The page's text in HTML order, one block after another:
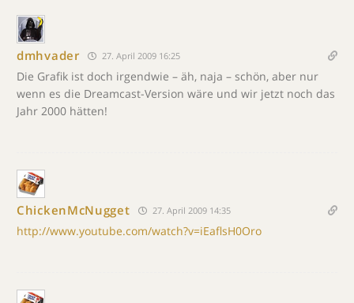
dmhvader 27. April 2009 16:25
Die Grafik ist doch irgendwie – äh, naja – schön, aber nur
wenn es die Dreamcast-Version wäre und wir jetzt noch das
Jahr 2000 hätten!
ChickenMcNugget 27. April 2009 14:35
http://www.youtube.com/watch?v=iEaflsH0Oro